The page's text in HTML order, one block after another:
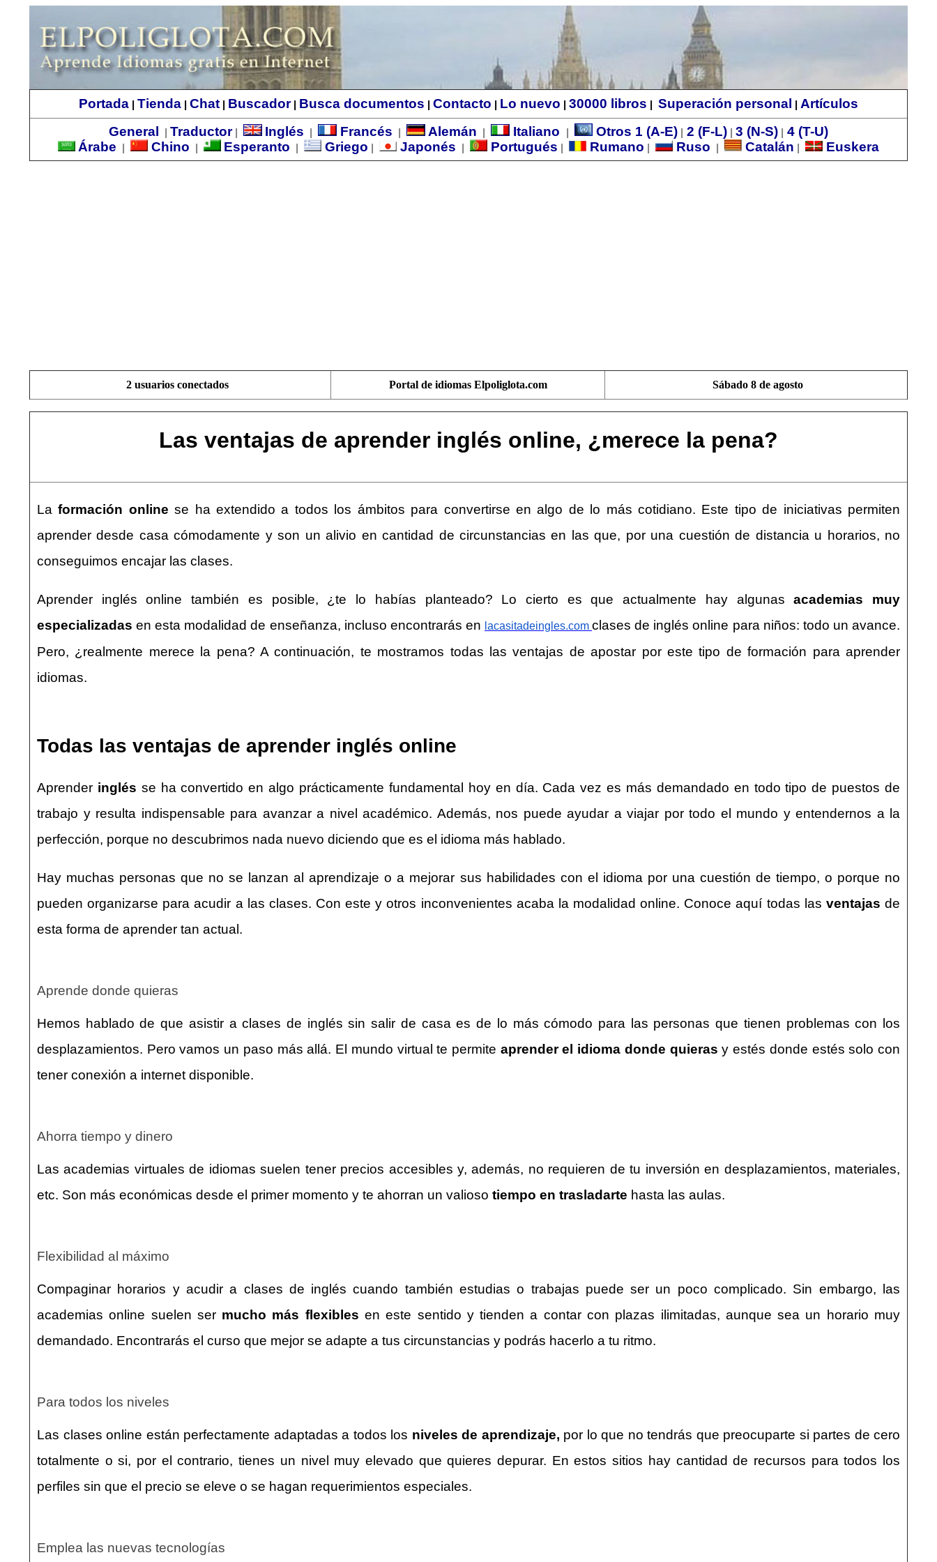
Portada Tienda Chat Buscador| Busca documentos Contacto Lo nuevo 30000 libros Superación personal
Artículos
General
Traductor| Inglés Francés Alemán Italiano Otros 1 (A-E) 2 (F-L) 3 (N-S)
4 (T-U)
Árabe
Chino Esperanto Griego Japonés Portugués Rumano Ruso Catalán Euskera
2 usuarios conectados Portal de idiomas Elpoliglota.com Sábado 8 de agosto
Las ventajas de aprender inglés online, ¿merece la pena?
La formación online se ha extendido a todos los ámbitos para convertirse en algo de lo más cotidiano. Este tipo de iniciativas permiten
aprender desde casa cómodamente y son un alivio en cantidad de circunstancias en las que, por una cuestión de distancia u horarios, no
conseguimos encajar las clases.
Aprender inglés online también es posible, ¿te lo habías planteado? Lo cierto es que actualmente hay algunasacademias muy
especializadas en esta modalidad de enseñanza, incluso encontrarás en lacasitadeingles.comclases de inglés online para niños: todo un avance.
Pero, ¿realmente merece la pena? A continuación, te mostramos todas las ventajas de apostar por este tipo de formación para aprender
idiomas.
Todas las ventajas de aprender inglés online
Aprender inglés se ha convertido en algo prácticamente fundamental hoy en día. Cada vez es más demandado en todo tipo de puestos de
trabajo y resulta indispensable para avanzar a nivel académico. Además, nos puede ayudar a viajar por todo el mundo y entendernos a la
perfección, porque no descubrimos nada nuevo diciendo que es el idioma más hablado.
Hay muchas personas que no se lanzan al aprendizaje o a mejorar sus habilidades con el idioma por una cuestión de tiempo, o porque no
pueden organizarse para acudir a las clases. Con este y otros inconvenientes acaba la modalidad online. Conoce aquí todas las ventajas de
esta forma de aprender tan actual.
Aprende donde quieras
Hemos hablado de que asistir a clases de inglés sin salir de casa es de lo más cómodo para las personas que tienen problemas con los
desplazamientos. Pero vamos un paso más allá. El mundo virtual te permite aprender el idioma donde quieras y estés donde estés solo con
tener conexión a internet disponible.
Ahorra tiempo y dinero
Las academias virtuales de idiomas suelen tener precios accesibles y, además, no requieren de tu inversión en desplazamientos, materiales,
etc. Son más económicas desde el primer momento y te ahorran un valioso tiempo en trasladarte hasta las aulas.
Flexibilidad al máximo
Compaginar horarios y acudir a clases de inglés cuando también estudias o trabajas puede ser un poco complicado. Sin embargo, las
academias online suelen ser mucho más flexiblesen este sentido y tienden a contar con plazas ilimitadas, aunque sea un horario muy
demandado. Encontrarás el curso que mejor se adapte a tus circunstancias y podrás hacerlo a tu ritmo.
Para todos los niveles
Las clases online están perfectamente adaptadas a todos los niveles de aprendizaje, por lo que no tendrás que preocuparte si partes de cero
totalmente o si, por el contrario, tienes un nivel muy elevado que quieres depurar. En estos sitios hay cantidad de recursos para todos los
perfiles sin que el precio se eleve o se hagan requerimientos especiales.
Emplea las nuevas tecnologías